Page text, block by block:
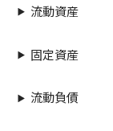
流動資産
固定資産
流動負債